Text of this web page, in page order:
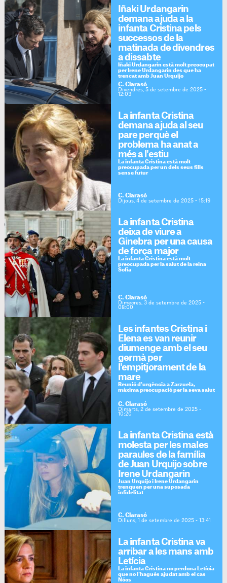
Iñaki Urdangarin
demana ajuda a la
infanta Cristina pels
successos de la
matinada de divendres
a dissabte
Iñaki Urdangarin està molt preocupat
per Irene Urdangarin des que ha
trencat amb Juan Urquijo
C. Clarasó
Divendres, 5 de setembre de 2025 -
12:03
La infanta Cristina
demana ajuda al seu
pare perquè el
problema ha anat a
més a l'estiu
La infanta Cristina està molt
preocupada per un dels seus fills
sense futur
C. Clarasó
Dijous, 4 de setembre de 2025 - 15:19
La infanta Cristina
deixa de viure a
Ginebra per una causa
de força major
La infanta Cristina està molt
preocupada per la salut de la reina
Sofia
C. Clarasó
Dimecres, 3 de setembre de 2025 -
08:00
Les infantes Cristina i
Elena es van reunir
diumenge amb el seu
germà per
l'empitjorament de la
mare
Reunió d'urgència a Zarzuela,
màxima preocupació per la seva salut
C. Clarasó
Dimarts, 2 de setembre de 2025 -
10:20
La infanta Cristina està
molesta per les males
paraules de la família
de Juan Urquijo sobre
Irene Urdangarin
Juan Urquijo i Irene Urdangarin
trenquen per una suposada
infidelitat
C. Clarasó
Dilluns, 1 de setembre de 2025 - 13:41
La infanta Cristina va
arribar a les mans amb
Letícia
La infanta Cristina no perdona Letícia
que no l'hagués ajudat amb el cas
Nóos